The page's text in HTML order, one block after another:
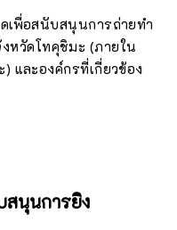
เพื่อสนับสนุนการถ่ายทำ
หวัดโทคุชิมะ (ภายใน
และองค์กรที่เกี่ยวข้อง
สนุนการยิง